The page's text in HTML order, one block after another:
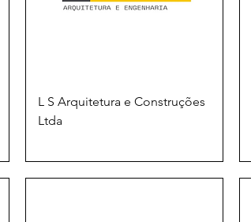
L S Arquitetura e Construções
Ltda